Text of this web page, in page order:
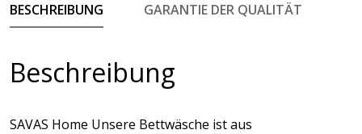
BESCHREIBUNG GARANTIE DER QUALITÄT
Beschreibung
SAVAS Home Unsere Bettwäsche ist aus